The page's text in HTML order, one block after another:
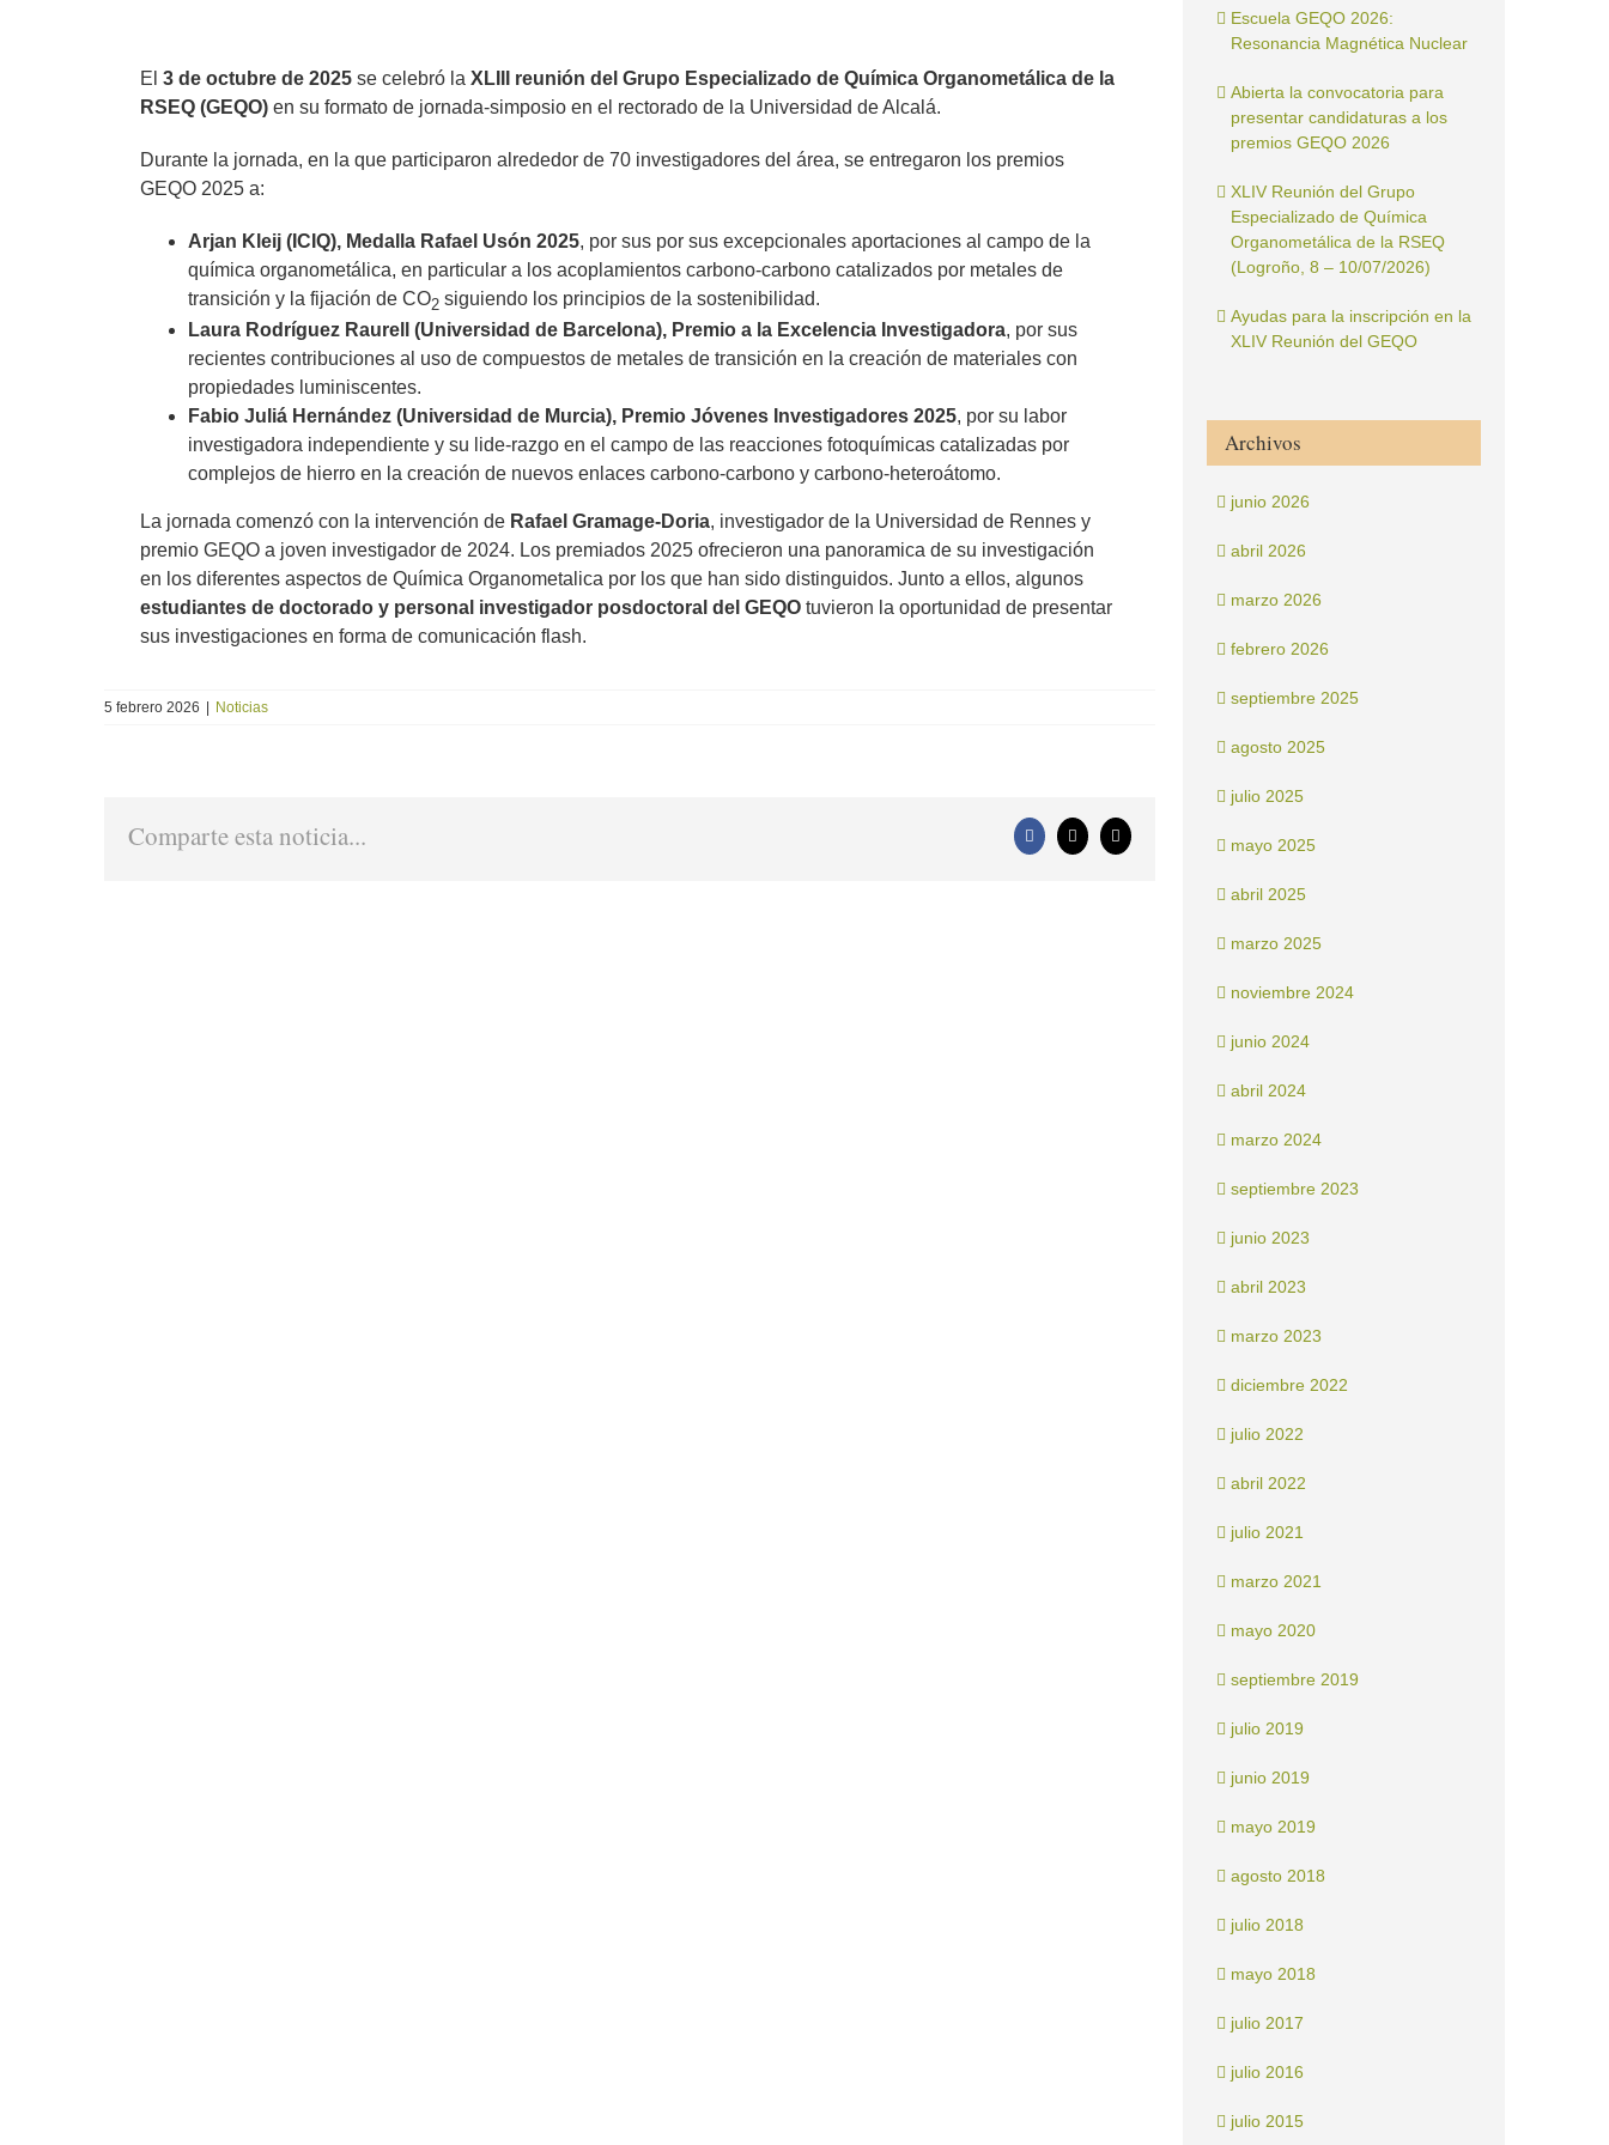
grande
El 3 de octubre de 2025se celebró la XLIII reunión del Grupo Especializado de Química Organometálica de la
RSEQ (GEQO)en su formato de jornada-simposio en el rectorado de la Universidad de Alcalá.
Durante la jornada, en la que participaron alrededor de 70 investigadores del área, se entregaron los premios
GEQO 2025 a:
Arjan Kleij (ICIQ), Medalla Rafael Usón 2025, por sus por sus excepcionales aportaciones al campo de la
química organometálica, en particular a los acoplamientos carbono-carbono catalizados por metales de
transición y la fijación de CO2siguiendo los principios de la sostenibilidad.
Laura Rodríguez Raurell (Universidad de Barcelona), Premio a la Excelencia Investigadora, por sus
recientes contribuciones al uso de compuestos de metales de transición en la creación de materiales con
propiedades luminiscentes.
Fabio Juliá Hernández (Universidad de Murcia), Premio Jóvenes Investigadores 2025, por su labor
investigadora independiente y su lide-razgo en el campo de las reacciones fotoquímicas catalizadas por
complejos de hierro en la creación de nuevos enlaces carbono-carbono y carbono-heteroátomo.
La jornada comenzó con la intervención de Rafael Gramage-Doria, investigador de la Universidad de Rennes y
premio GEQO a joven investigador de 2024. Los premiados 2025 ofrecieron una panoramica de su investigación
en los diferentes aspectos de Química Organometalica por los que han sido distinguidos. Junto a ellos, algunos
estudiantes de doctorado y personal investigador posdoctoral del GEQOtuvieron la oportunidad de presentar
sus investigaciones en forma de comunicación flash.
5 febrero 2026 Noticias
Comparte esta noticia... Facebook
X
Correo
electrónico
Escuela GEQO 2026:
Resonancia Magnética Nuclear
Abierta la convocatoria para
presentar candidaturas a los
premios GEQO 2026
XLIV Reunión del Grupo
Especializado de Química
Organometálica de la RSEQ
(Logroño, 8 – 10/07/2026)
Ayudas para la inscripción en la
XLIV Reunión del GEQO
Archivos
junio 2026
abril 2026
marzo 2026
febrero 2026
septiembre 2025
agosto 2025
julio 2025
mayo 2025
abril 2025
marzo 2025
noviembre 2024
junio 2024
abril 2024
marzo 2024
septiembre 2023
junio 2023
abril 2023
marzo 2023
diciembre 2022
julio 2022
abril 2022
julio 2021
marzo 2021
mayo 2020
septiembre 2019
julio 2019
junio 2019
mayo 2019
agosto 2018
julio 2018
mayo 2018
julio 2017
julio 2016
julio 2015